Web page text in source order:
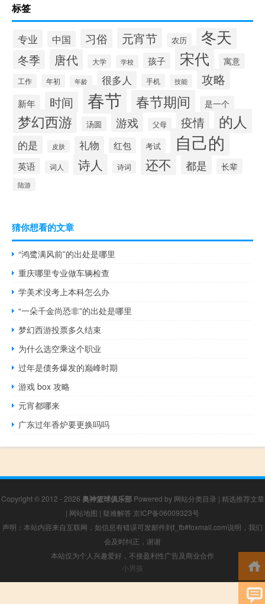
标签
专业 中国 习俗 元宵节 农历 冬天
冬季 唐代 大学 学校 孩子 宋代 寓意
工作 年初 年龄 很多人 手机 技能 攻略
新年 时间 春节 春节期间 是一个
梦幻西游 汤圆 游戏 父母 疫情 的人
的是 皮肤 礼物 红包 考试 自己的
英语 词人 诗人 诗词 还不 都是 长辈
陆游
猜你想看的文章
“鸿鹭满风前”的出处是哪里
重庆哪里专业做车辆检查
学美术没考上本科怎么办
“一朵千金尚恐非”的出处是哪里
梦幻西游投票多久结束
为什么选空乘这个职业
过年是债务爆发的巅峰时期
游戏 box 攻略
元宵都哪来
广东过年香炉要更换吗吗
Copyright © 2012 - 2026 奥神篮球俱乐部Powered by 网站分类目录 | 精选推荐文章
| 网站地图 | 疑难解答 京ICP备06009323号
声明：本站内容来自互联网，如信息有错误可发邮件到f_fb#foxmail.com说明，我们
会及时纠正，谢谢
本站仅为个人兴趣爱好，不接盈利性广告及商业合作
小男孩